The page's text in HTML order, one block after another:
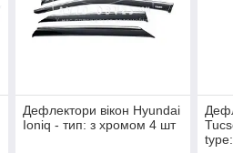
Дефлектори вікон Hyundai
Ioniq - тип: з хромом 4 шт